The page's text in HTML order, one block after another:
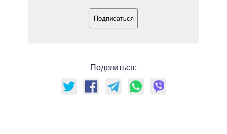
Подписаться
Поделиться: